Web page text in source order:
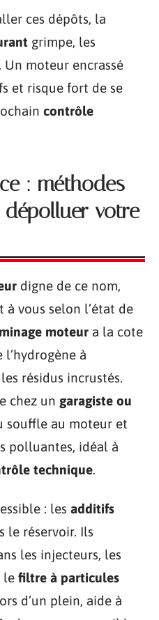
ces dépôts, la
grimpe, les
moteur encrassé
et risque fort de se
contrôle
: méthodes
votre
digne de ce nom,
à vous selon l’état de
moteur a la cote
à
résidus incrustés.
chez un garagiste ou
souffle au moteur et
polluantes, idéal à
technique.
: les additifs
le réservoir. Ils
les injecteurs, les
le filtre à particules
d’un plein, aide à